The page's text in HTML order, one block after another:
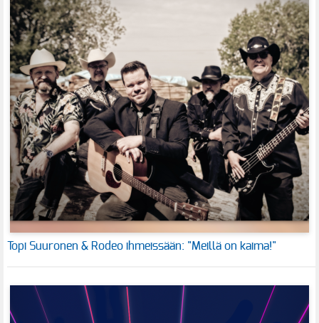
Topi Suuronen & Rodeo ihmeissään: "Meillä on kaima!"